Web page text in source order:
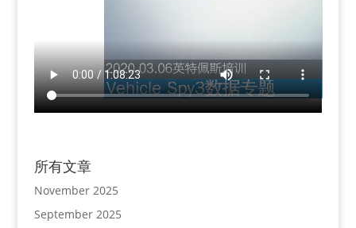
所有文章
November 2025
September 2025